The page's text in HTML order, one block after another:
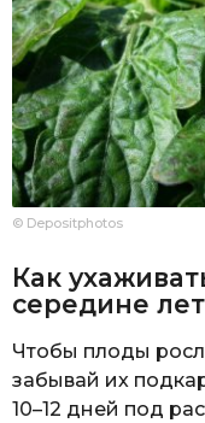
© Depositphotos
Как
середине
Чтобы плоды
забывай их
10–12 дней под